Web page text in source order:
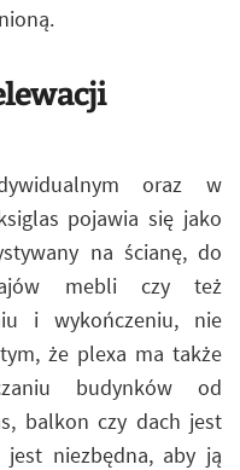
oraz w
pojawia się jako
na ścianę, do
mebli czy też
i wykończeniu, nie
że plexa ma także
budynków od
balkon czy dach jest
niezbędna, aby ją